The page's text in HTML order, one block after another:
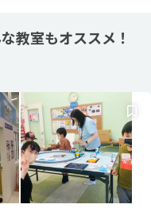
教室もオススメ！